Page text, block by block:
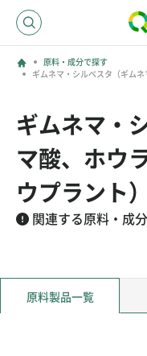
原料・成分で探す
ギムネマ・シルベスタ（ギムネ
ギムネマ・
マ酸、ホウ
ウプラント）
関連する原料・成分
原料製品一覧